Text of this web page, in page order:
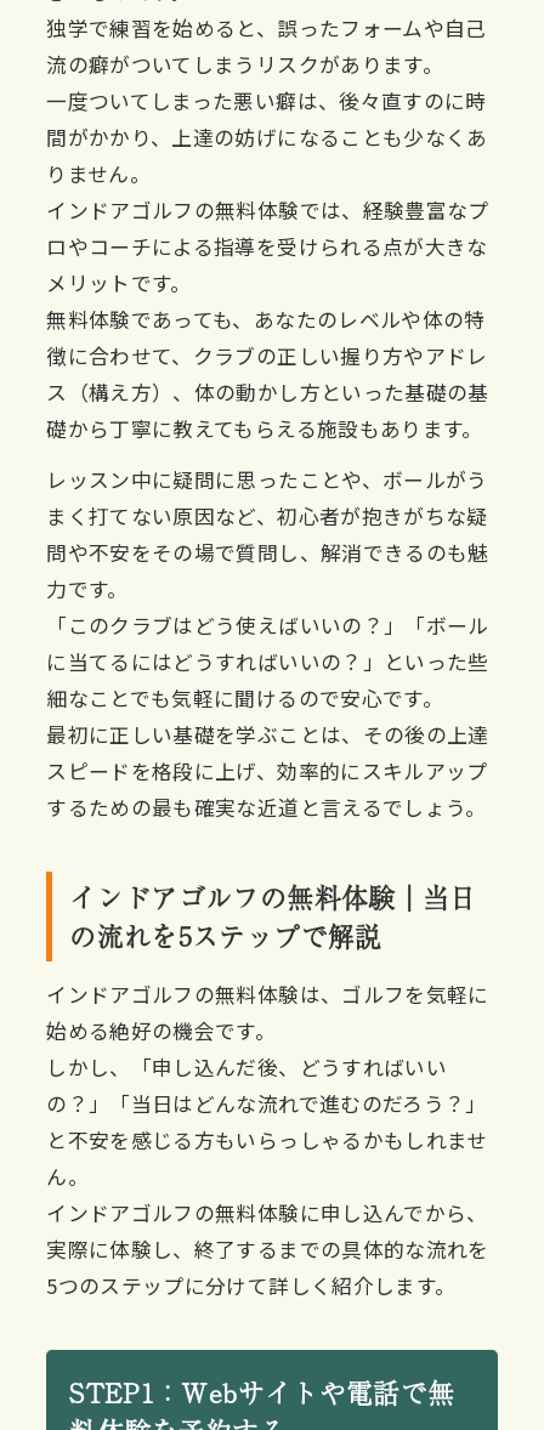
独学で練習を始めると、誤ったフォームや自己
流の癖がついてしまうリスクがあります。
一度ついてしまった悪い癖は、後々直すのに時
間がかかり、上達の妨げになることも少なくあ
りません。
インドアゴルフの無料体験では、経験豊富なプ
ロやコーチによる指導を受けられる点が大きな
メリットです。
無料体験であっても、あなたのレベルや体の特
徴に合わせて、クラブの正しい握り方やアドレ
ス（構え方）、体の動かし方といった基礎の基
礎から丁寧に教えてもらえる施設もあります。
レッスン中に疑問に思ったことや、ボールがう
まく打てない原因など、初心者が抱きがちな疑
問や不安をその場で質問し、解消できるのも魅
力です。
「このクラブはどう使えばいいの？」「ボール
に当てるにはどうすればいいの？」といった些
細なことでも気軽に聞けるので安心です。
最初に正しい基礎を学ぶことは、その後の上達
スピードを格段に上げ、効率的にスキルアップ
するための最も確実な近道と言えるでしょう。
インドアゴルフの無料体験｜当日
の流れを5ステップで解説
インドアゴルフの無料体験は、ゴルフを気軽に
始める絶好の機会です。
しかし、「申し込んだ後、どうすればいい
の？」「当日はどんな流れで進むのだろう？」
と不安を感じる方もいらっしゃるかもしれませ
ん。
インドアゴルフの無料体験に申し込んでから、
実際に体験し、終了するまでの具体的な流れを
5つのステップに分けて詳しく紹介します。
STEP1：Webサイトや電話で無